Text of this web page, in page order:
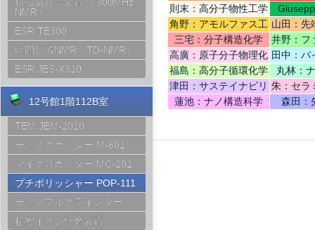
核磁気共鳴装置 （300MHz
NMR）
ESR TE300
時間領域NMR（TD-NMR）
ESR JES-X310
12号館1階112B室
TEM JEM-2010
ディスクカッター M-601
マイクロカッター MC-201
プチポリッシャー POP-111
ディンプルグラインダー
精密イオン研磨装置
則末：高分子物性工学
角野：アモルファス工
学
山田：先
機
三宅：分子構造化学
井野：フ
高廣：原子分子物理化
学
田中：バ
福島：高分子循環化学
丸林：
津田：サステイナビリ
ティデザイン
朱：セラ
蓮池：ナノ構造科学
森田：